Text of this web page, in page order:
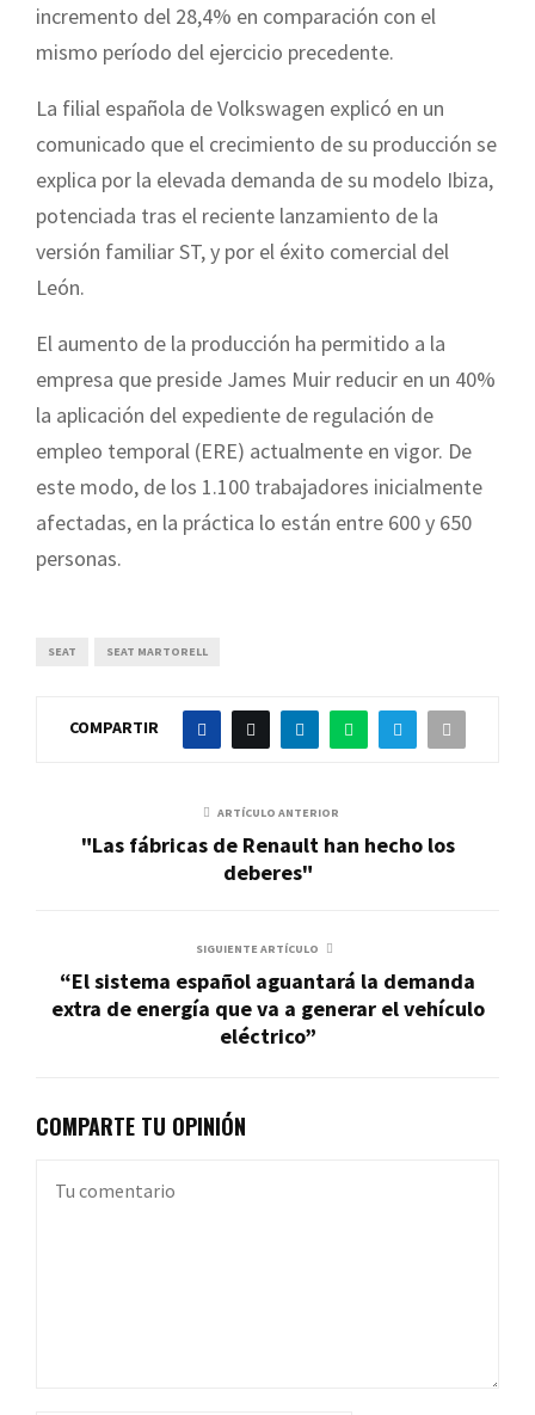
incremento del 28,4% en comparación con el
mismo período del ejercicio precedente.
La filial española de Volkswagen explicó en un
comunicado que el crecimiento de su producción se
explica por la elevada demanda de su modelo Ibiza,
potenciada tras el reciente lanzamiento de la
versión familiar ST, y por el éxito comercial del
León.
El aumento de la producción ha permitido a la
empresa que preside James Muir reducir en un 40%
la aplicación del expediente de regulación de
empleo temporal (ERE) actualmente en vigor. De
este modo, de los 1.100 trabajadores inicialmente
afectadas, en la práctica lo están entre 600 y 650
personas.
SEAT SEAT MARTORELL
COMPARTIR
ARTÍCULO ANTERIOR
"Las fábricas de Renault han hecho los
deberes"
SIGUIENTE ARTÍCULO
“El sistema español aguantará la demanda
extra de energía que va a generar el vehículo
eléctrico”
COMPARTE TU OPINIÓN